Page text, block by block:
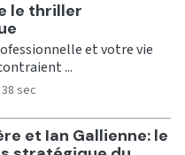
le thriller
et votre vie
...
sec
et Ian Gallienne: le